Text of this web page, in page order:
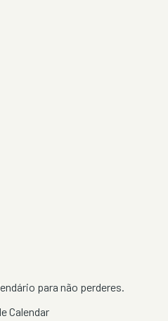
para não perderes.
Calendar